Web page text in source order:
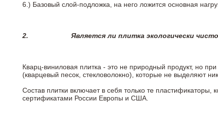
6.) Базовый слой-подложка, на него ложится основная
2. Является ли плитка экологически
Кварц-виниловая плитка - это не природный продукт, но
(кварцевый песок, стекловолокно), которые не выделяют
Состав плитки включает в себя только те
сертификатами России Европы и США.